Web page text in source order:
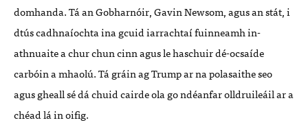
domhanda. Tá an Gobharnóir, Gavin Newsom, agus an stát, i
dtús cadhnaíochta ina gcuid iarrachtaí fuinneamh in-
athnuaite a chur chun cinn agus le haschuir dé-ocsaíde
carbóin a mhaolú. Tá gráin ag Trump ar na polasaithe seo
agus gheall sé dá chuid cairde ola go ndéanfar olldruileáil ar a
chéad lá in oifig.